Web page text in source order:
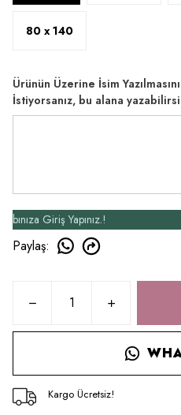
80 x 140
Ürünün Üzerine İsim Yazılmasını
İstiyorsanız, bu alana
Giriş Yapınız.!
Paylaş:
Kargo Ücretsiz!